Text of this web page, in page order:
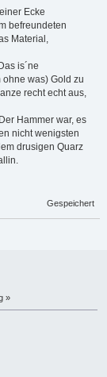
Ecke
befreundeten
Material,
is´ne
was) Gold zu
recht echt aus,
Hammer war, es
nicht wenigsten
drusigen Quarz
Gespeichert
»